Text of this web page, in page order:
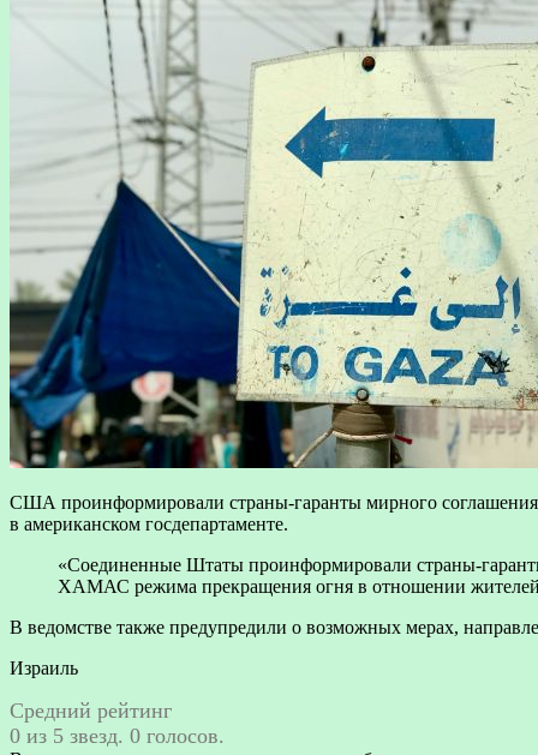
США проинформировали страны-гаранты мирного
в американском госдепартаменте.
«Соединенные Штаты проинформировали страны-
ХАМАС режима прекращения огня в отношении
В ведомстве также предупредили о возможных мерах,
Израиль
Средний рейтинг
0 из 5 звезд. 0 голосов.